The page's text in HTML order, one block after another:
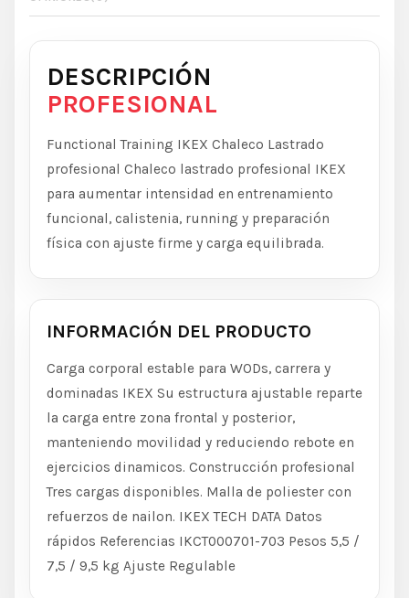
DESCRIPCIÓN
PROFESIONAL
Functional Training IKEX Chaleco Lastrado
profesional Chaleco lastrado profesional IKEX
para aumentar intensidad en entrenamiento
funcional, calistenia, running y preparación
física con ajuste firme y carga equilibrada.
INFORMACIÓN DEL PRODUCTO
Carga corporal estable para WODs, carrera y
dominadas IKEX Su estructura ajustable reparte
la carga entre zona frontal y posterior,
manteniendo movilidad y reduciendo rebote en
ejercicios dinamicos. Construcción profesional
Tres cargas disponibles. Malla de poliester con
refuerzos de nailon. IKEX TECH DATA Datos
rápidos Referencias IKCT000701-703 Pesos 5,5 /
7,5 / 9,5 kg Ajuste Regulable